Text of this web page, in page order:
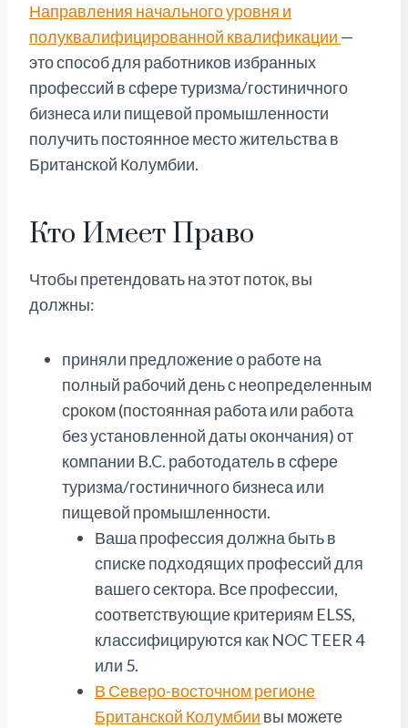
Направления начального уровня и
полуквалифицированной квалификации —
это способ для работников избранных
профессий в сфере туризма/гостиничного
бизнеса или пищевой промышленности
получить постоянное место жительства в
Британской Колумбии.
Кто Имеет Право
Чтобы претендовать на этот поток, вы
должны:
приняли предложение о работе на
полный рабочий день с неопределенным
сроком (постоянная работа или работа
без установленной даты окончания) от
компании B.C. работодатель в сфере
туризма/гостиничного бизнеса или
пищевой промышленности.
Ваша профессия должна быть в
списке подходящих профессий для
вашего сектора. Все профессии,
соответствующие критериям ELSS,
классифицируются как NOC TEER 4
или 5.
В Северо-восточном регионе
Британской Колумбии вы можете